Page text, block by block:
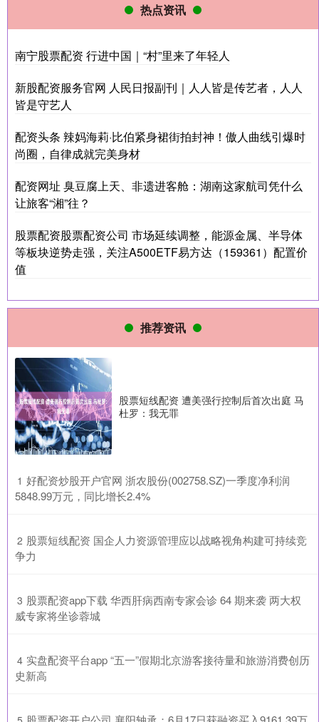
热点资讯
南宁股票配资 行进中国｜“村”里来了年轻人
新股配资服务官网 人民日报副刊｜人人皆是传艺者，人人
皆是守艺人
配资头条 辣妈海莉·比伯紧身裙街拍封神！傲人曲线引爆时
尚圈，自律成就完美身材
配资网址 臭豆腐上天、非遗进客舱：湖南这家航司凭什么
让旅客“湘”往？
股票配资股票配资公司 市场延续调整，能源金属、半导体
等板块逆势走强，关注A500ETF易方达（159361）配置价
值
推荐资讯
股票短线配资 遭美强行控制后首次出庭 马
杜罗：我无罪
1 ​好配资炒股开户官网 浙农股份(002758.SZ)一季度净利润
5848.99万元，同比增长2.4%
2 ​股票短线配资 国企人力资源管理应以战略视角构建可持续竞
争力
3 ​股票配资app下载 华西肝病西南专家会诊 64 期来袭 两大权
威专家将坐诊蓉城
4 ​实盘配资平台app “五一”假期北京游客接待量和旅游消费创历
史新高